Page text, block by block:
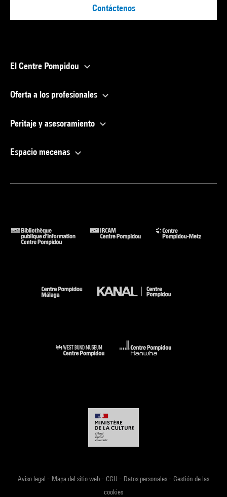
Contáctenos
El Centre Pompidou
Oferta a los profesionales
Peritaje y asesoramiento
Espacio mecenas
Aviso legal - Mapa del sitio web- CGU - Datos personales- Gestión de las
cookies